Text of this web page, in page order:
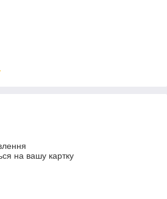
на вашу картку